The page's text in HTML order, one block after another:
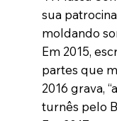
sua
moldando
Em 2015,
partes que
2016 grava,
turnês pelo